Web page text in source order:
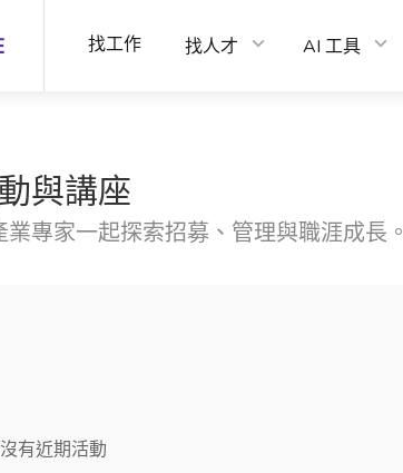
找工作 找人才 AI 工具
與講座
業專家一起探索招募、管理與職涯成長。
有近期活動